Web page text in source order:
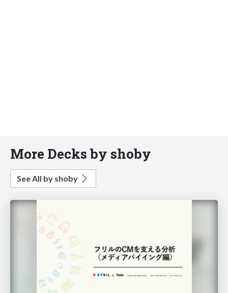
More Decks by shoby
See All by shoby